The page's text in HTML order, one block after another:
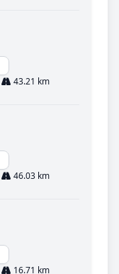
43.21 km
46.03 km
16.71 km